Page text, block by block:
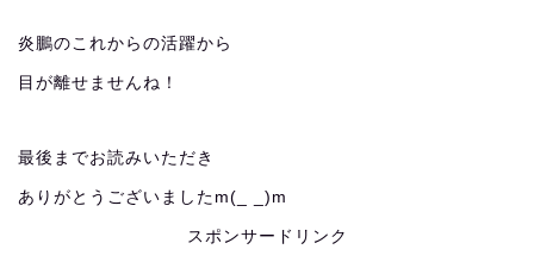
炎鵬のこれからの活躍から
目が離せませんね！
最後までお読みいただき
ありがとうございましたm(_ _)m
スポンサードリンク